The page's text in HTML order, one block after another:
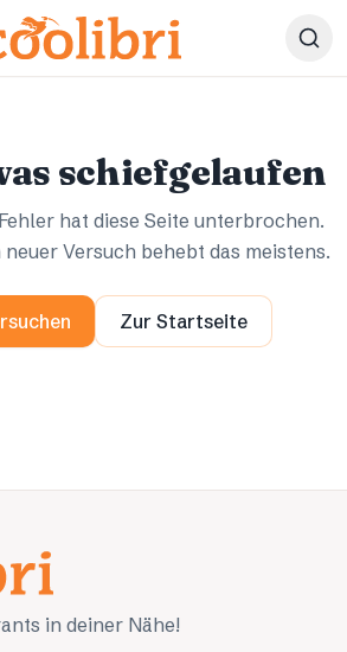
schiefgelaufen
hat diese Seite unterbrochen.
Versuch behebt das meistens.
Zur Startseite
in deiner Nähe!